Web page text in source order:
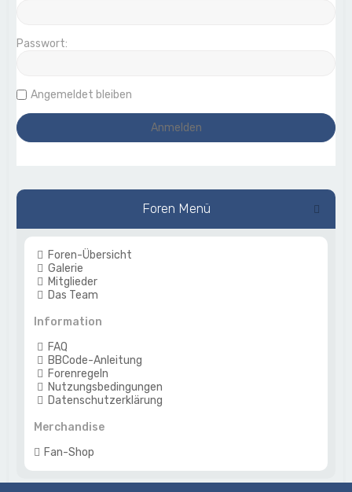
Passwort:
Angemeldet bleiben
Foren Menü
Foren-Übersicht
Galerie
Mitglieder
Das Team
Information
FAQ
BBCode-Anleitung
Forenregeln
Nutzungsbedingungen
Datenschutzerklärung
Merchandise
Fan-Shop